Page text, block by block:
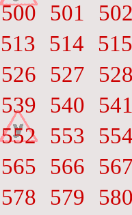
500 501
513 514
515
526 527
539 540
552 553
565 566
578 579